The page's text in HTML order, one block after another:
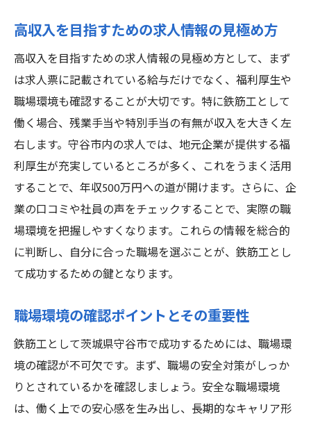
高収入を目指すための求人情報の見極め方
高収入を目指すための求人情報の見極め方として、まず
は求人票に記載されている給与だけでなく、福利厚生や
職場環境も確認することが大切です。特に鉄筋工として
働く場合、残業手当や特別手当の有無が収入を大きく左
右します。守谷市内の求人では、地元企業が提供する福
利厚生が充実しているところが多く、これをうまく活用
することで、年収500万円への道が開けます。さらに、企
業の口コミや社員の声をチェックすることで、実際の職
場環境を把握しやすくなります。これらの情報を総合的
に判断し、自分に合った職場を選ぶことが、鉄筋工とし
て成功するための鍵となります。
職場環境の確認ポイントとその重要性
鉄筋工として茨城県守谷市で成功するためには、職場環
境の確認が不可欠です。まず、職場の安全対策がしっか
りとされているかを確認しましょう。安全な職場環境
は、働く上での安心感を生み出し、長期的なキャリア形